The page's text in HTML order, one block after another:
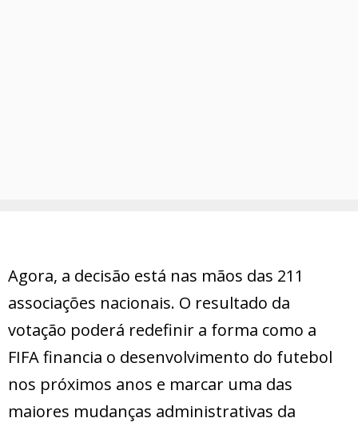
Agora, a decisão está nas mãos das 211
associações nacionais. O resultado da
votação poderá redefinir a forma como a
FIFA financia o desenvolvimento do futebol
nos próximos anos e marcar uma das
maiores mudanças administrativas da